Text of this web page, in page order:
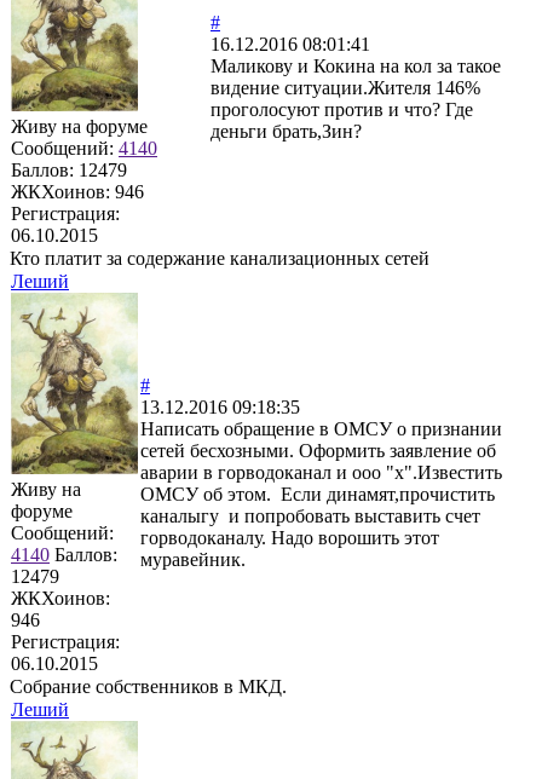
Живу на форуме
Сообщений: 4140
Баллов: 12479
ЖКХоинов: 946
Регистрация:
06.10.2015
#
16.12.2016 08:01:41
Маликову и Кокина на кол за такое
видение ситуации.Жителя 146%
проголосуют против и что? Где
деньги брать,Зин?
Кто платит за содержание канализационных сетей
Леший
Живу на
форуме
Сообщений:
4140 Баллов:
12479
ЖКХоинов:
946
Регистрация:
06.10.2015
#
13.12.2016 09:18:35
Написать обращение в ОМСУ о признании
сетей бесхозными. Оформить заявление об
аварии в горводоканал и ооо "х".Известить
ОМСУ об этом. Если динамят,прочистить
каналыгу и попробовать выставить счет
горводоканалу. Надо ворошить этот
муравейник.
Собрание собственников в МКД.
Леший